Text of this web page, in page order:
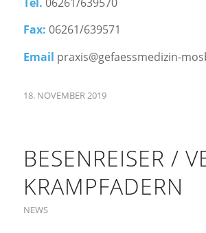
Fax: 06261/639571
Email praxis@gefaessmedizin-
18. NOVEMBER 2019
BESENREISER /
KRAMPFADERN
NEWS